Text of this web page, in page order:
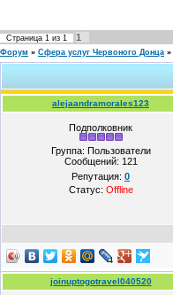
Страница 1 из 1 1
Форум » Сфера услуг Червоного Донца »
alejaandramorales123
Подполковник
Группа: Пользователи
Сообщений: 121
Репутация: 0
Статус: Offline
joinuptogotravel040520